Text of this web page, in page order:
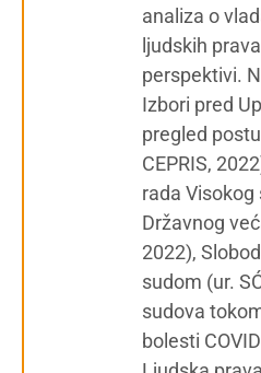
analiza o
ljudskih
perspektivi.
Izbori pred
pregled
CEPRIS,
rada
Državnog
2022),
sudom (ur.
sudova
bolesti